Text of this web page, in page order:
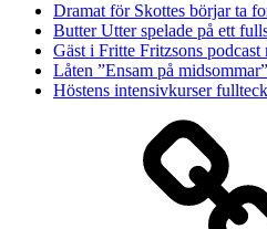
Dramat för Skottes börjar ta
Butter Utter spelade på ett
Gäst i Fritte Fritzsons podcast
Låten ”Ensam på
Höstens intensivkurser